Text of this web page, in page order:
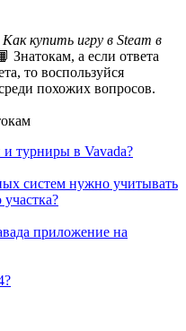
Как купить игру в Steam в
Знатокам, а если ответа
то воспользуйся
похожих вопросов.
и турниры в Vavada?
систем нужно учитывать
приложение на